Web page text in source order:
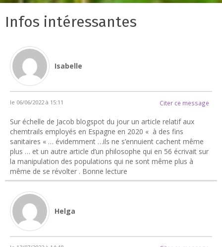
Infos intéressantes
Isabelle
le 06/06/2022 à 15:11 Citer ce message
Sur échelle de Jacob blogspot du jour un article relatif aux
chemtrails employés en Espagne en 2020 « à des fins
sanitaires « … évidemment …ils ne s’ennuient cachent même
plus … et un autre article d’un philosophe qui en 56 écrivait sur
la manipulation des populations qui ne sont même plus à
même de se révolter . Bonne lecture
Helga